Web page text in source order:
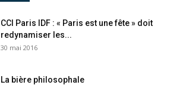
CCI Paris IDF : « Paris est une fête » doit
redynamiser les...
30 mai 2016
La bière philosophale